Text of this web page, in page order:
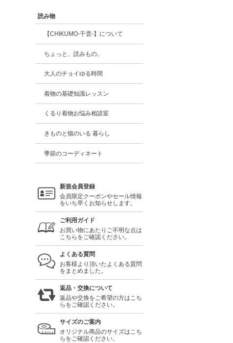
読み物
【CHIKUMO-千雲-】について
ちょっと、読みもの。
大人のチョイゆる時間
着物の基礎知識レッスン
くるり着物お悩み相談室
きものと猫のいる 暮らし
季節のコーディネート
新規会員登録
会員限定クーポンやセール情報
をいち早くお知らせします。
ご利用ガイド
お買い物にあたりご不明な点は
こちらをご確認ください。
よくある質問
お客様より頂いたよくある質問
をまとめました。
返品・交換について
返品や交換をご希望の方はこち
らをご確認ください。
サイズのご案内
オリジナル商品のサイズはこち
らをご確認ください。